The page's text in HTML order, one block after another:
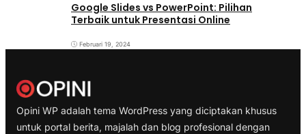
Google Slides vs PowerPoint: Pilihan
Terbaik untuk Presentasi Online
Februari 19, 2024
Opini WP adalah tema WordPress yang diciptakan khusus
untuk portal berita, majalah dan blog profesional dengan